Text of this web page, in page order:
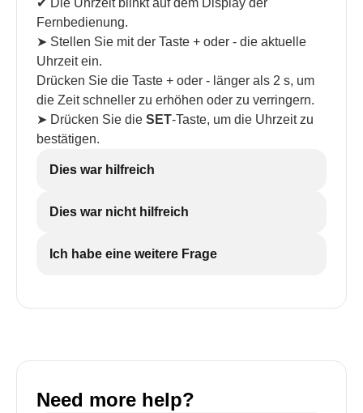
✔ Die Uhrzeit blinkt auf dem Display der
Fernbedienung.
➤ Stellen Sie mit der Taste + oder - die aktuelle
Uhrzeit ein.
Drücken Sie die Taste + oder - länger als 2 s, um
die Zeit schneller zu erhöhen oder zu verringern.
➤ Drücken Sie die SET-Taste, um die Uhrzeit zu
bestätigen.
Dies war hilfreich
Dies war nicht hilfreich
Ich habe eine weitere Frage
Need more help?